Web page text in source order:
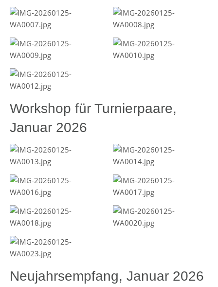
Workshop für Turnierpaare,
Januar 2026
Neujahrsempfang, Januar 2026